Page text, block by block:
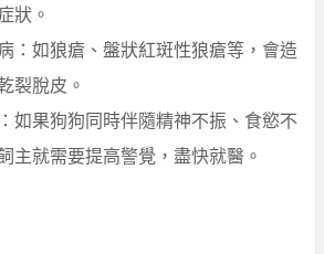
狀。
：如狼瘡、盤狀紅斑性狼瘡等，會造
裂脫皮。
如果狗狗同時伴隨精神不振、食慾不
主就需要提高警覺，盡快就醫。